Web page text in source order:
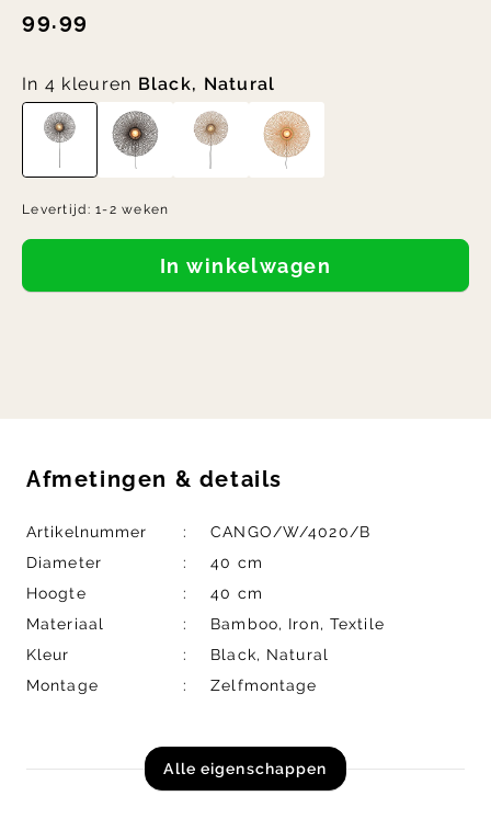
99.99
In 4 kleuren Black, Natural
Levertijd:1-2 weken
In winkelwagen
Afmetingen & details
Artikelnummer
CANGO/W/4020/B
Diameter
40 cm
Hoogte
40 cm
Materiaal
Bamboo, Iron, Textile
Kleur
Black, Natural
Montage
Zelfmontage
Alle eigenschappen